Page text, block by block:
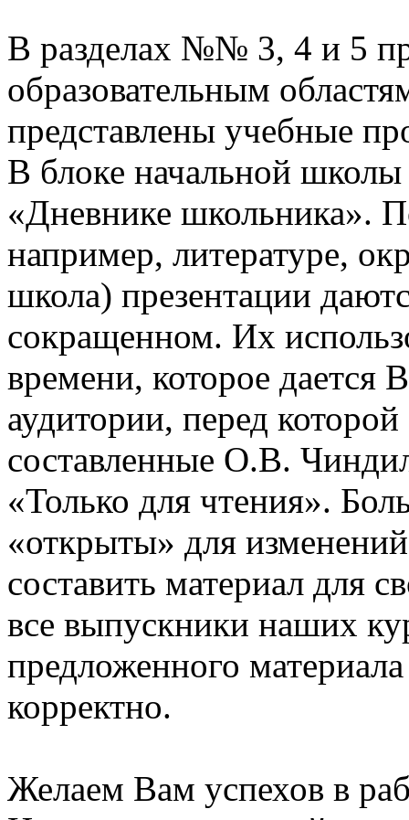
В разделах №№ 3, 4 и 5
образовательным
представлены учебные
В блоке начальной
«Дневнике школьника».
например, литературе,
школа) презентации
сокращенном. Их
времени, которое дается
аудитории, перед
составленные О.В.
«Только для чтения».
«открыты» для
составить материал для
все выпускники наших
предложенного
корректно.
Желаем Вам успехов в